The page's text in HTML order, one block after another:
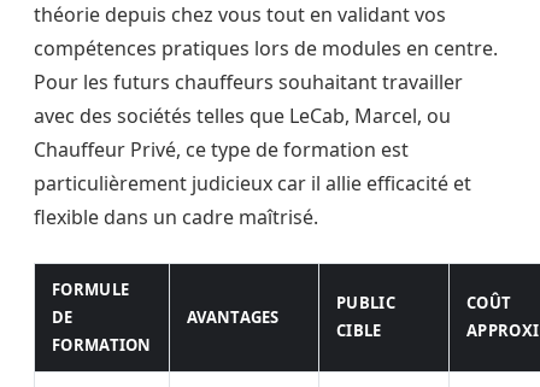
théorie depuis chez vous tout en validant vos
compétences pratiques lors de modules en centre.
Pour les futurs chauffeurs souhaitant travailler
avec des sociétés telles que LeCab, Marcel, ou
Chauffeur Privé, ce type de formation est
particulièrement judicieux car il allie efficacité et
flexible dans un cadre maîtrisé.
FORMULE
DE
FORMATION
AVANTAGES
PUBLIC
CIBLE
COÛT